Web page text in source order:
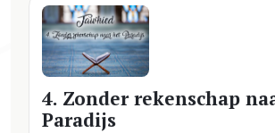
4. Zonder rekenschap
Paradijs